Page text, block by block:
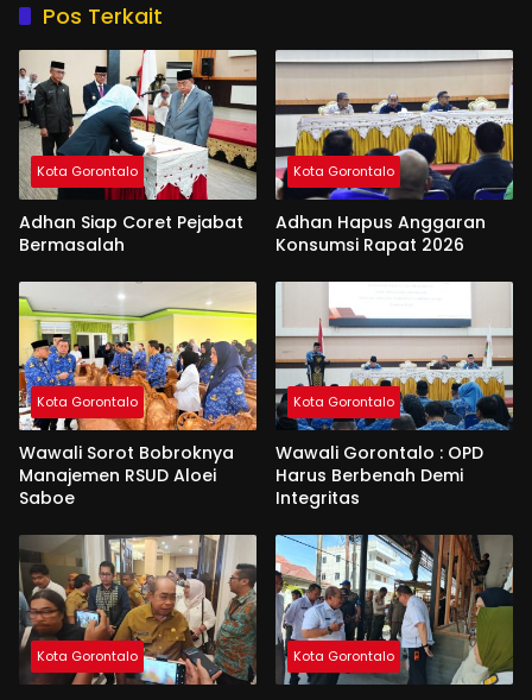
Pos Terkait
Kota Gorontalo
Adhan Siap Coret Pejabat
Bermasalah
Kota Gorontalo
Adhan Hapus Anggaran
Konsumsi Rapat 2026
Kota Gorontalo
Wawali Sorot Bobroknya
Manajemen RSUD Aloei
Saboe
Kota Gorontalo
Wawali Gorontalo : OPD
Harus Berbenah Demi
Integritas
Kota Gorontalo Kota Gorontalo